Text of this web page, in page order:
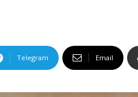
Telegram Email